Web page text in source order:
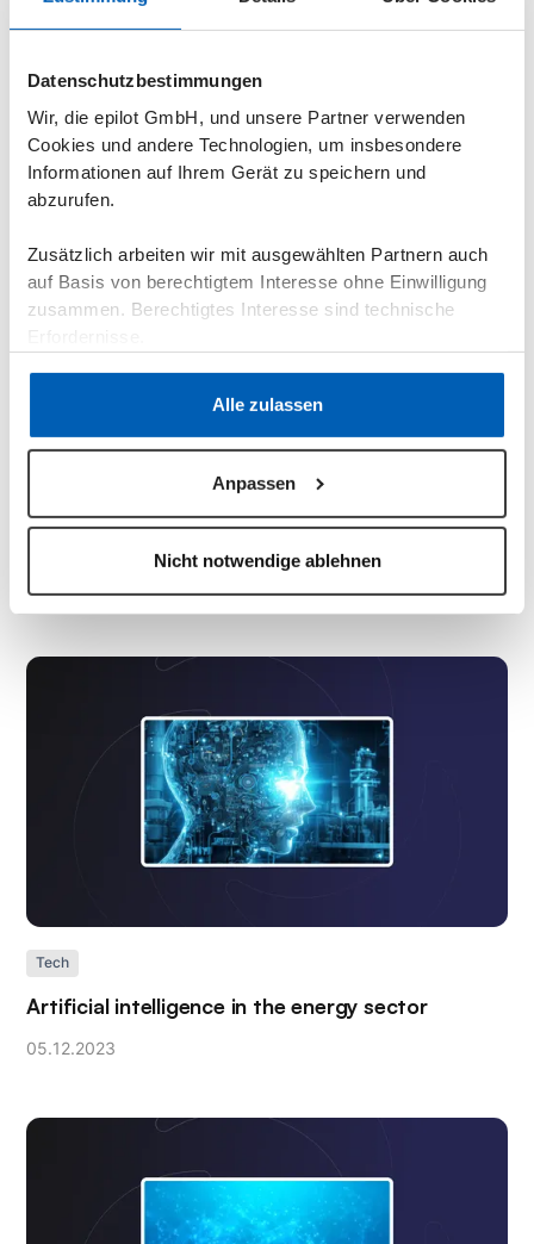
Datenschutzbestimmungen
Wir, die epilot GmbH, und unsere Partner verwenden
Cookies und andere Technologien, um insbesondere
Informationen auf Ihrem Gerät zu speichern und
abzurufen.
Zusätzlich arbeiten wir mit ausgewählten Partnern auch
auf Basis von berechtigtem Interesse ohne Einwilligung
zusammen. Berechtigtes Interesse sind technische
Alle zulassen
Anpassen
Nicht notwendige ablehnen
Energy solutions
Viessmann Climate Solutions und Stadtwerke
Osnabrück starten durch mit smarter
Kooperation im EDL-Fulfillment
12.05.2024
How you can effectively support your employees
04
Tech
Artificial intelligence in the energy sector
05.12.2023